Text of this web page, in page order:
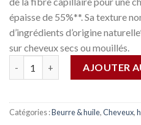
épaisse de 55%**. Sa texture
d’ingrédients d’origine
sur cheveux secs ou mouillés.
AJOUTER
Catégories :Beurre & huile,Cheveux,